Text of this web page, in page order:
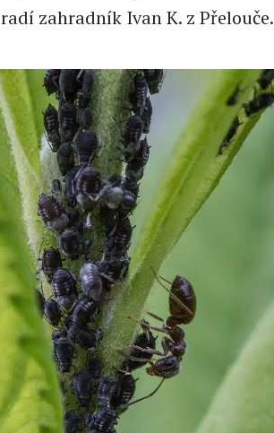
radí zahradník Ivan K. z Přelouče.